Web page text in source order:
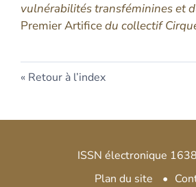
vulnérabilités transféminines et
Premier Artificedu collectif
Retour à l’index
ISSN électronique
Plan du site